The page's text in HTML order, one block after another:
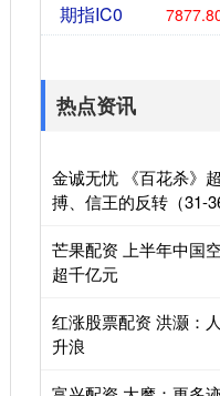
期指IC0
热点资讯
金诚无忧 《百花杀》
搏、信王的反转（31-
芒果配资 上半年中国
超千亿元
红涨股票配资 洪灏：
升浪